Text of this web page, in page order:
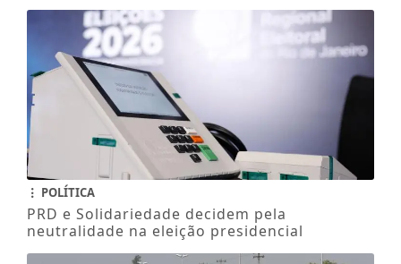
POLÍTICA
PRD e Solidariedade decidem pela
neutralidade na eleição presidencial